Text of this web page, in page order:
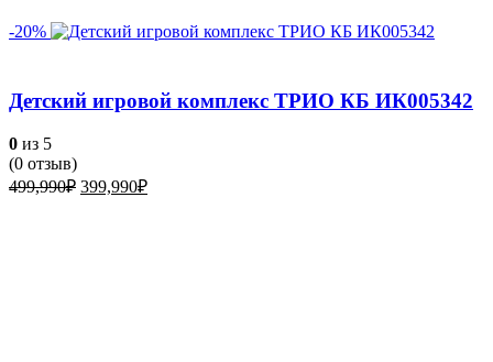
-20%
Детский игровой комплекс ТРИО КБ ИК005342
0 из 5
(0 отзыв)
499,990₽ Первоначальная
399,990₽Текущая